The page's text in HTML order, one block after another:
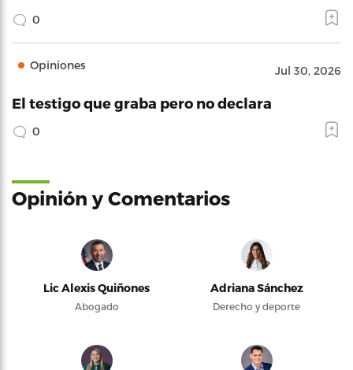
0
Opiniones Jul 30, 2026
El testigo que graba pero no declara
0
Opinión y Comentarios
Lic Alexis Quiñones
Abogado
Adriana Sánchez
Derecho y deporte